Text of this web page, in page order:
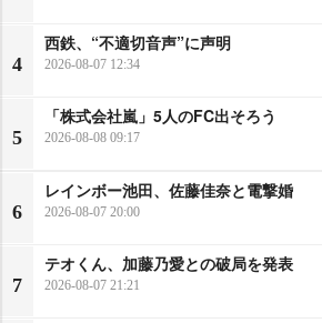
4
西鉄、“不適切音声”に声明
2026-08-07 12:34
5
「株式会社嵐」5人のFC出そろう
2026-08-08 09:17
6
レインボー池田、佐藤佳奈と電撃婚
2026-08-07 20:00
7
テオくん、加藤乃愛との破局を発表
2026-08-07 21:21